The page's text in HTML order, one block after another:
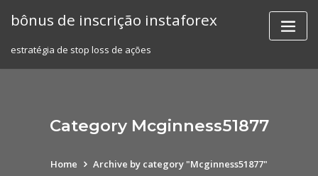
bônus de inscrição instaforex
estratégia de stop loss de ações
Category Mcginness51877
Home Archive by category "Mcginness51877"